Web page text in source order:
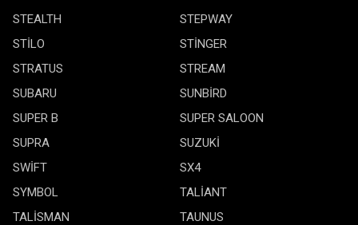
STEALTH
STEPWAY
STİLO
STİNGER
STRATUS
STREAM
SUBARU
SUNBİRD
SUPER B
SUPER SALOON
SUPRA
SUZUKİ
SWİFT
SX4
SYMBOL
TALİANT
TALİSMAN
TAUNUS